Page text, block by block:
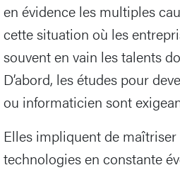
en évidence les multiples
cette situation où les
souvent en vain les talents
D’abord, les études pour
ou informaticien sont
Elles impliquent de
technologies en constante